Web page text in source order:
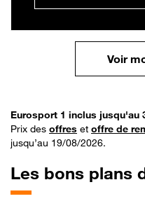
Voir
Eurosport 1 inclus jusqu'au
Prix des offres et offre de
jusqu’au 19/08/2026.
Les bons plans